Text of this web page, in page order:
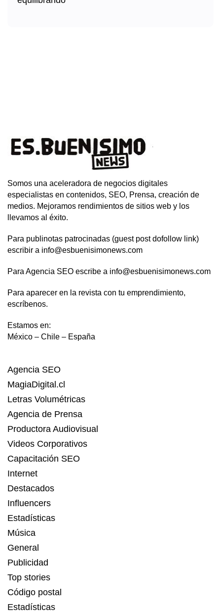
Somos una aceleradora de negocios digitales
especialistas en contenidos, SEO, Prensa, creación de
medios. Mejoramos rendimientos de sitios web y los
llevamos al éxito.
Para publinotas patrocinadas (guest post dofollow link)
escribir a info@esbuenisimonews.com
Para Agencia SEO escribe a info@esbuenisimonews.com
Para aparecer en la revista con tu emprendimiento,
escríbenos.
Estamos en:
México – Chile – España
Agencia SEO
MagiaDigital.cl
Letras Volumétricas
Agencia de Prensa
Productora Audiovisual
Videos Corporativos
Capacitación SEO
Internet
Destacados
Influencers
Estadísticas
Música
General
Publicidad
Top stories
Código postal
Estadísticas